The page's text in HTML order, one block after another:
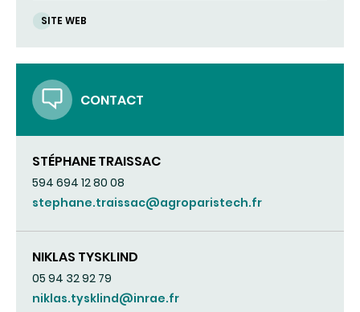
SITE WEB
CONTACT
STÉPHANE TRAISSAC
594 694 12 80 08
stephane.traissac@agroparistech.fr
NIKLAS TYSKLIND
05 94 32 92 79
niklas.tysklind@inrae.fr